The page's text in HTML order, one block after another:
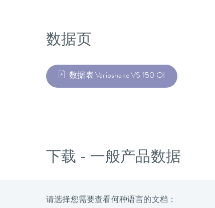
数据页
数据表 Varioshake VS 150 OI
下载 - 一般产品数据
请选择您需要查看何种语言的文档：